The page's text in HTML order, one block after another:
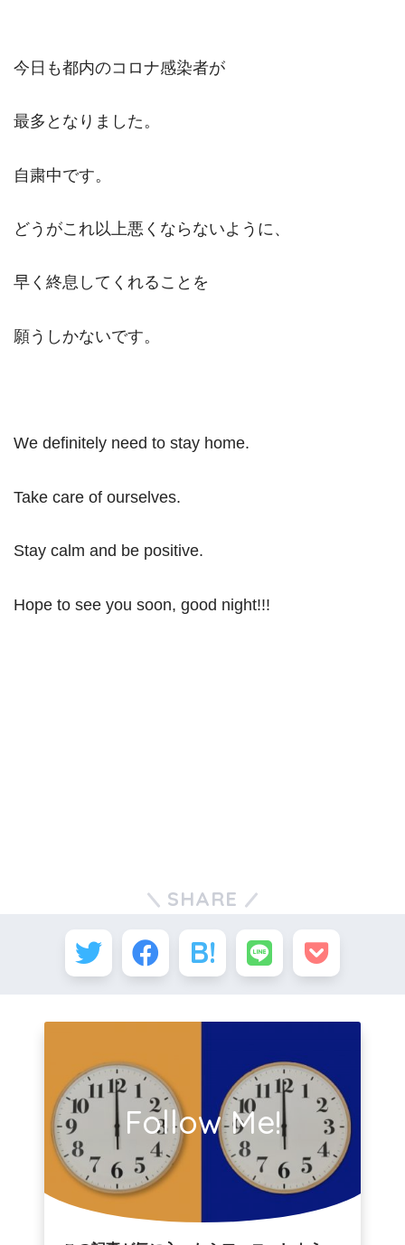
今日も都内のコロナ感染者が
最多となりました。
自粛中です。
どうがこれ以上悪くならないように、
早く終息してくれることを
願うしかないです。
We definitely need to stay home.
Take care of ourselves.
Stay calm and be positive.
Hope to see you soon, good night!!!
SHARE
Follow Me!